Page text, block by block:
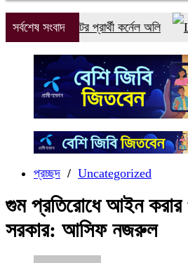
সর্বশেষ সংবাদ
জোটের প্রার্থী কর্নেল অলি
প্রচ্ছদ / Uncategorized
গুম প্রতিরোধে আইন করার
সরকার: আসিফ নজরুল